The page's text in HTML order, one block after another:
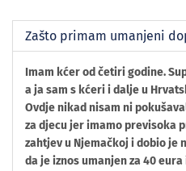
Zašto primam umanjeni
Imam kćer od četiri godine.
a ja sam s kćeri i dalje u
Ovdje nikad nisam ni
za djecu jer imamo previsoka
zahtjev u Njemačkoj i dobio je
da je iznos umanjen za 40